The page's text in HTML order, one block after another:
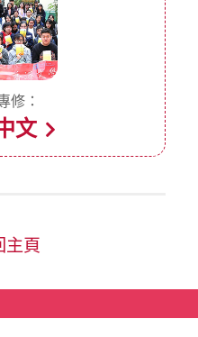
修：
文
頁